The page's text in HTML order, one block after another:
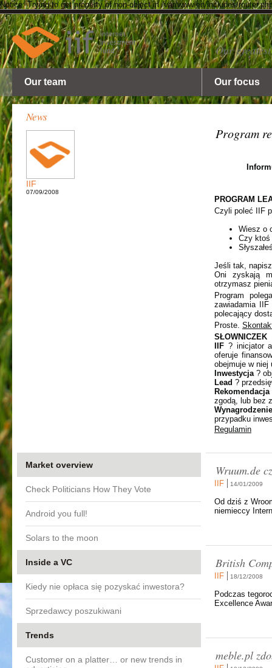
Notice: Trying to get property of non-object in /var/www/en/includes/
Our
Our team Our focus
News
IIF
07/09/2008
Program
PROGRAM
Czyli poleć IIF
Wiesz o
Czy ktoś
Jeśli tak,
Oni zyskają
otrzymasz
Program
zawiadamia
polecający
Proste.
SŁOWNICZEK
IIF ? inicjator
oferuje
obejmuje w niej
Inwestycja?
Lead ?
zgodą, lub bez
Wynagrodzenie
przypadku
Regulamin
Market overview
Check Politicians How They Vote
Android you full!
Solars to the moon
Inside a VC
Kiedy nie opłaca się pozyskać inwestora?
Sprzedawcy poszukiwani
Trends
Customer on a platter… or new trends in
Wruum.de
IIF 14/01/2009
Od dziś z
niemieccy
British
IIF 18/12/2008
Podczas
Excellence
meble.pl